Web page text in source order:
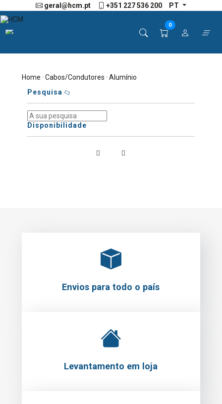
geral@hcm.pt +351 227 536 200 PT
0
Home ·Cabos/condutores · Alumínio
Pesquisa
Disponibilidade
Envios para todo o país
Levantamento em loja